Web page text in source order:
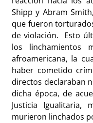
Shipp y Abram
que fueron
de violación.
Esto
los linchamientos
afroamericana, la
haber cometido
directos declaraban
dicha época, de
Justicia Igualitaria,
murieron linchados